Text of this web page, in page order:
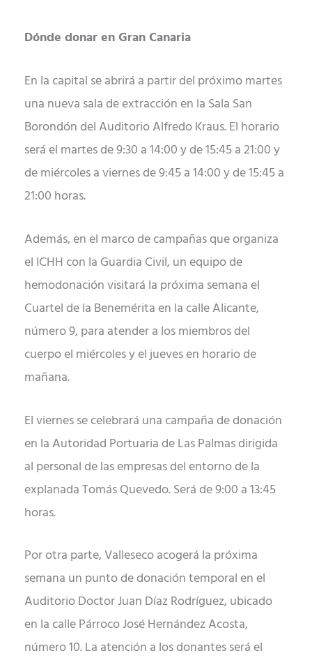
Dónde donar en Gran Canaria
En la capital se abrirá a partir del próximo martes
una nueva sala de extracción en la Sala San
Borondón del Auditorio Alfredo Kraus. El horario
será el martes de 9:30 a 14:00 y de 15:45 a 21:00 y
de miércoles a viernes de 9:45 a 14:00 y de 15:45 a
21:00 horas.
Además, en el marco de campañas que organiza
el ICHH con la Guardia Civil, un equipo de
hemodonación visitará la próxima semana el
Cuartel de la Benemérita en la calle Alicante,
número 9, para atender a los miembros del
cuerpo el miércoles y el jueves en horario de
mañana.
El viernes se celebrará una campaña de donación
en la Autoridad Portuaria de Las Palmas dirigida
al personal de las empresas del entorno de la
explanada Tomás Quevedo. Será de 9:00 a 13:45
horas.
Por otra parte, Valleseco acogerá la próxima
semana un punto de donación temporal en el
Auditorio Doctor Juan Díaz Rodríguez, ubicado
en la calle Párroco José Hernández Acosta,
número 10. La atención a los donantes será el